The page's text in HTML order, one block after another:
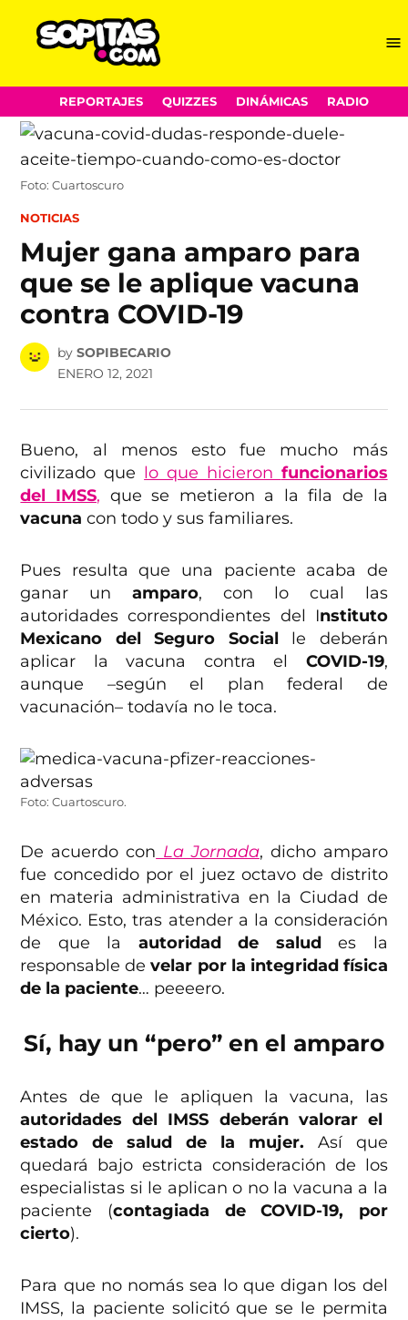
Skip
to
content
REPORTAJES QUIZZES DINÁMICAS RADIO
Foto: Cuartoscuro
POSTED
NOTICIAS
Mujer gana amparo para
que se le aplique vacuna
contra COVID-19
by SOPIBECARIO
ENERO 12, 2021
Bueno, al menos esto fue mucho más
civilizado que lo que hicieron funcionarios
del IMSS, que se metieron a la fila de la
vacuna con todo y sus familiares.
Pues resulta que una paciente acaba de
ganar unamparo, con lo cual las
autoridades correspondientes del Instituto
Mexicano del Seguro Social le deberán
aplicar la vacuna contra el COVID-19,
aunque –según el plan federal de
vacunación– todavía no le toca.
Foto: Cuartoscuro.
De acuerdo con La Jornada, dicho amparo
fue concedido por el juez octavo de distrito
en materia administrativa en la Ciudad de
México. Esto, tras atender a la consideración
de que la autoridad de saludes la
responsable develar por la integridad física
de la paciente… peeeero.
Sí, hay un “pero” en el amparo
Antes de que le apliquen la vacuna, las
autoridades del IMSS deberán valorar el
estado de salud de la mujer. Así que
quedará bajo estricta consideración de los
especialistas si le aplican o no la vacuna a la
paciente (contagiada de COVID-19, por
cierto).
Para que no nomás sea lo que digan los del
IMSS, la paciente solicitó que se le permita